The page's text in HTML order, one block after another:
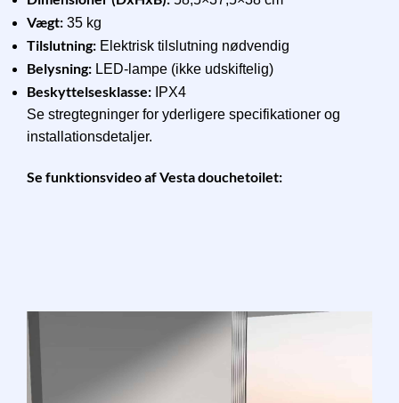
Vægt: 35 kg
Tilslutning: Elektrisk tilslutning nødvendig
Belysning: LED-lampe (ikke udskiftelig)
Beskyttelsesklasse: IPX4
Se stregtegninger for yderligere specifikationer og
installationsdetaljer.
Se funktionsvideo af Vesta douchetoilet: